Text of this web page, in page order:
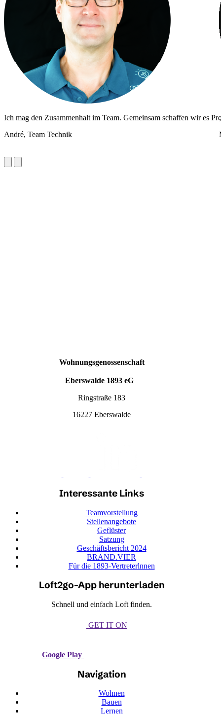
Ich mag den Zusammenhalt im Team. Gemeinsam schaffen wir es
André, Team Technik
Wohnungsgenossenschaft
Eberswalde 1893 eG
Ringstraße 183
16227 Eberswalde
Interessante Links
Teamvorstellung
Stellenangebote
Geflüster
Satzung
Geschäftsbericht 2024
BRAND.VIER
Für die 1893-Vertreterlnnen
Loft2go-App herunterladen
Schnell und einfach Loft finden.
GET IT ON
Google Play
Navigation
Wohnen
Bauen
Lernen